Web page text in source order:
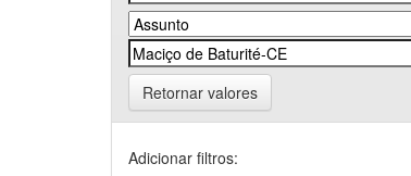
Retornar valores
Adicionar filtros: